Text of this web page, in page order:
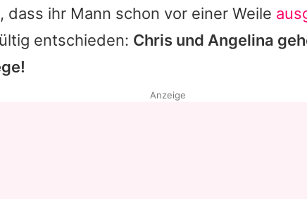
dass ihr Mann schon vor einer Weile
entschieden: Chris und Angelina
Anzeige